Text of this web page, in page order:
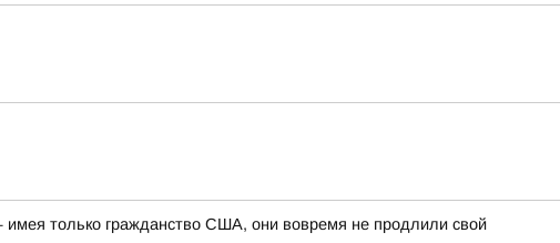
только гражданство США, они вовремя не продлили свой